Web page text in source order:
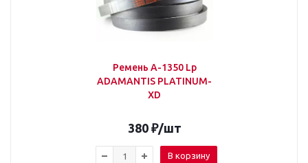
Ремень А-1350 Lp
ADAMANTIS PLATINUM-
XD
380₽/шт
В корзину